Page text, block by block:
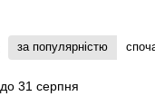
за популярністю